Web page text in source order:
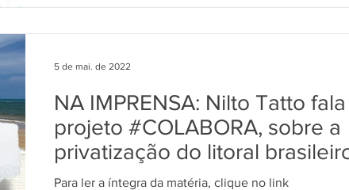
Sust.
NA IMPRENSA: Nilto Tatto
projeto #COLABORA, sobre a
privatização do litoral
Para ler a íntegra da matéria, clique no link
5 de mai. de 2022